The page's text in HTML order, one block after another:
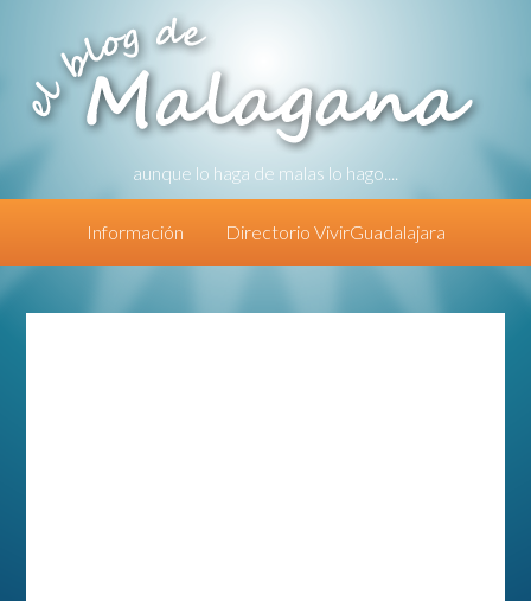
aunque lo haga de malas lo hago....
Información Directorio VivirGuadalajara